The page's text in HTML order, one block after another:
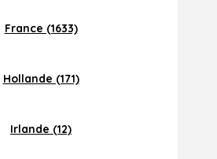
France (1633)
Hollande (171)
Irlande (12)